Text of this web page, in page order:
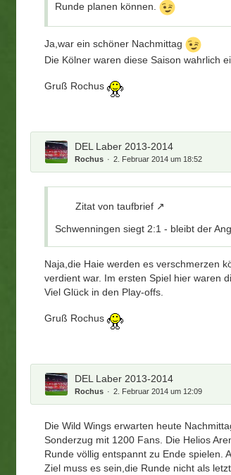
Runde planen können.
Ja,war ein schöner Nachmittag
Die Kölner waren diese Saison wahrlich
Gruß Rochus
DEL Laber 2013-2014
Rochus 2. Februar 2014 um 18:52
Zitat von taufbrief
Schwenningen siegt 2:1 - bleibt der
Naja,die Haie werden es verschmerzen
verdient war. Im ersten Spiel hier waren
Viel Glück in den Play-offs.
Gruß Rochus
DEL Laber 2013-2014
Rochus 2. Februar 2014 um 12:09
Die Wild Wings erwarten heute
Sonderzug mit 1200 Fans. Die Helios
Runde völlig entspannt zu Ende spielen.
Ziel muss es sein,die Runde nicht als